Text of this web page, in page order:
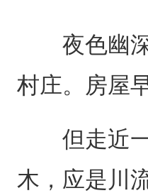
夜色幽深
村庄。房屋
但走近一
木，应是川